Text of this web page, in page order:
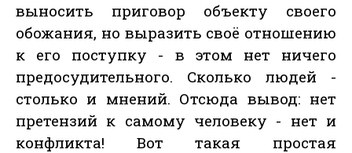
выносить приговор объекту своего
обожания, но выразить своё отношению
к его поступку - в этом нет ничего
предосудительного. Сколько людей -
столько и мнений. Отсюда вывод: нет
претензий к самому человеку - нет и
конфликта! Вот такая простая